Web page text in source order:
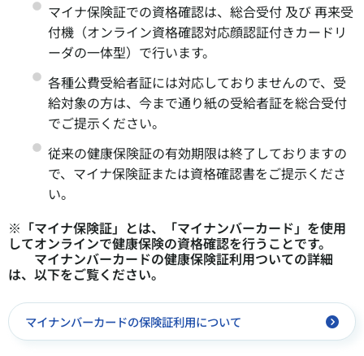
マイナ保険証での資格確認は、総合受付 及び 再来受
付機（オンライン資格確認対応顔認証付きカードリ
ーダの一体型）で行います。
各種公費受給者証には対応しておりませんので、受
給対象の方は、今まで通り紙の受給者証を総合受付
でご提示ください。
従来の健康保険証の有効期限は終了しておりますの
で、マイナ保険証または資格確認書をご提示くださ
い。
※「マイナ保険証」とは、「マイナンバーカード」を使用
してオンラインで健康保険の資格確認を行うことです。
マイナンバーカードの健康保険証利用ついての詳細
は、以下をご覧ください。
マイナンバーカードの保険証利用について